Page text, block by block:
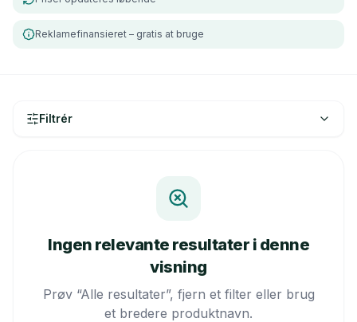
Reklamefinansieret – gratis at bruge
Filtrér
Ingen relevante resultater i denne
visning
Prøv “Alle resultater”, fjern et filter eller brug
et bredere produktnavn.